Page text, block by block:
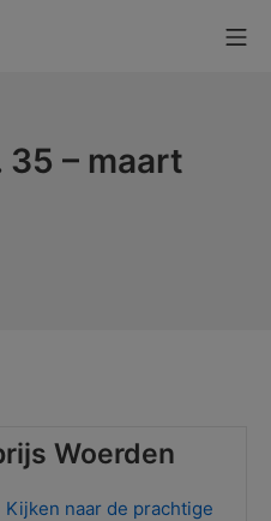
– maart
Woerden
Kijken naar de prachtige